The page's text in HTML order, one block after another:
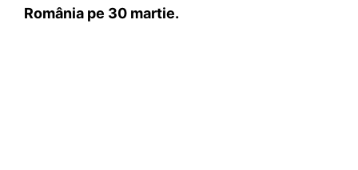
România pe 30 martie.